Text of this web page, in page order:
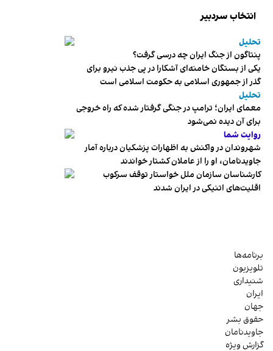
انتخاب سردبیر
تحلیل
پنتاگون از جنگ ایران چه درسی گرفت؟
یکی از بستگان خامنه‌ای آشکارا در پی جذب نیرو برای
گذر از جمهوری اسلامی به حکومت اسلامی است
تحلیل
معمای ایران؛ ترامپ در جنگی گرفتار شده که راه خروجی
برای آن دیده نمی‌شود
روایت شما
شهروندان در واکنش به اظهارات پزشکیان درباره آمار
جاویدنامان، او را از عاملان کشتار خواندند
کارشناسان سازمان ملل خواستار توقف سرکوب
اقلیت‌های اتنیکی در ایران شدند
برنامه‌ها
تلویزیون
شنیداری
ایران
جهان
حقوق بشر
جاویدنامان
گزارش ویژه